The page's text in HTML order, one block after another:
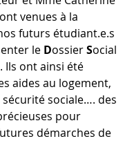
venues à la
futurs étudiant.e.s
le Dossier Social
Ils ont ainsi été
aides au logement,
sociale…. des
pour
démarches de